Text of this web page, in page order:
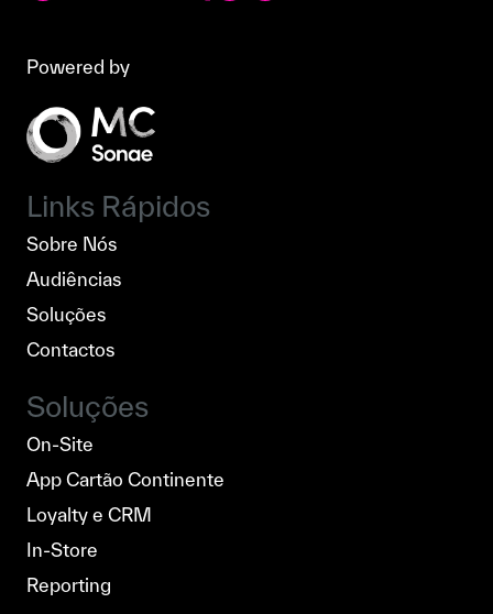
Powered by
Links Rápidos
Sobre Nós
Audiências
Soluções
Contactos
Soluções
On-Site
App Cartão Continente
Loyalty e CRM
In-Store
Reporting